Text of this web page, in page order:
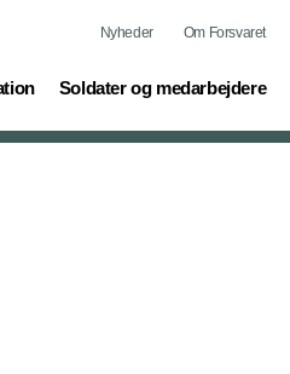
Nyheder Om Forsvaret
Soldater og medarbejdere
(current)